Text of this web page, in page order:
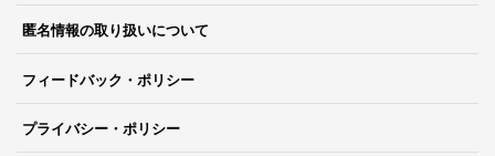
匿名情報の取り扱いについて
フィードバック・ポリシー
プライバシー・ポリシー